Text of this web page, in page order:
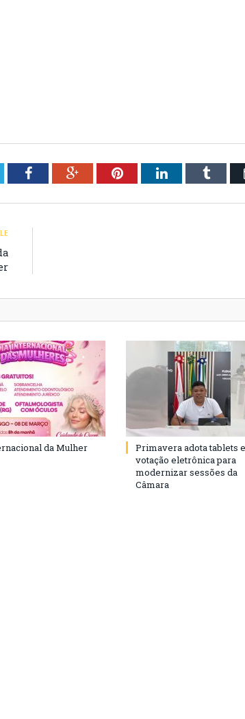
FacebookGoogle+PinterestLinkedIn
da Mulher
Primavera adota tablets
votação eletrônica para
modernizar sessões da
Câmara